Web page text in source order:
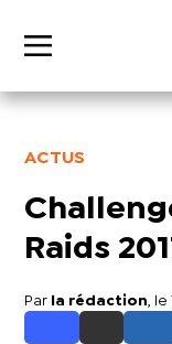
ACTUS
Raids
Par la rédaction ,